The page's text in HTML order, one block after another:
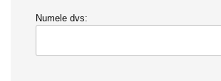
Numele dvs: